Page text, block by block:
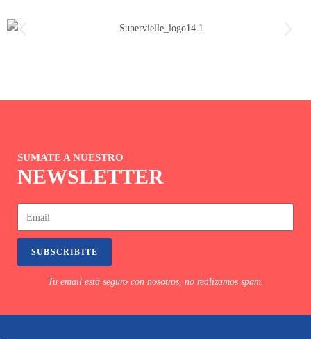
SUMATE A NUESTRO
NEWSLETTER
SUBSCRIBITE
Tu email está seguro con nosotros, no realizamos spam.